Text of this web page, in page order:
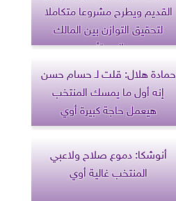
القديم ويطرح مشروعا متكاملا
لتحقيق التوازن بين المالك
والمستأجر
حمادة هلال: قلت لـ حسام حسن
إنه أول ما يمسك المنتخب
هيعمل حاجة كبيرة أوي
أنوشكا: دموع صلاح ولاعبي
المنتخب غالية أوي